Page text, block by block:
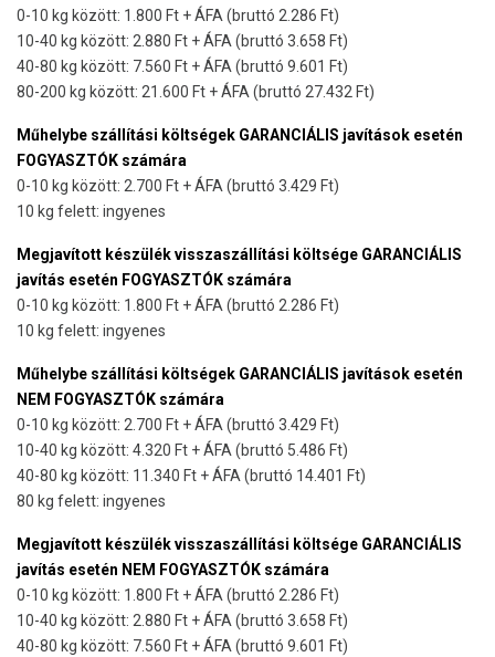
0-10 kg között: 1.800 Ft + ÁFA (bruttó 2.286 Ft)
10-40 kg között: 2.880 Ft + ÁFA (bruttó 3.658 Ft)
40-80 kg között: 7.560 Ft + ÁFA (bruttó 9.601 Ft)
80-200 kg között: 21.600 Ft + ÁFA (bruttó 27.432 Ft)
Műhelybe szállítási költségek GARANCIÁLIS javítások esetén
FOGYASZTÓK számára
0-10 kg között: 2.700 Ft + ÁFA (bruttó 3.429 Ft)
10 kg felett: ingyenes
Megjavított készülék visszaszállítási költsége GARANCIÁLIS
javítás esetén FOGYASZTÓK számára
0-10 kg között: 1.800 Ft + ÁFA (bruttó 2.286 Ft)
10 kg felett: ingyenes
Műhelybe szállítási költségek GARANCIÁLIS javítások esetén
NEM FOGYASZTÓK számára
0-10 kg között: 2.700 Ft + ÁFA (bruttó 3.429 Ft)
10-40 kg között: 4.320 Ft + ÁFA (bruttó 5.486 Ft)
40-80 kg között: 11.340 Ft + ÁFA (bruttó 14.401 Ft)
80 kg felett: ingyenes
Megjavított készülék visszaszállítási költsége GARANCIÁLIS
javítás esetén NEM FOGYASZTÓK számára
0-10 kg között: 1.800 Ft + ÁFA (bruttó 2.286 Ft)
10-40 kg között: 2.880 Ft + ÁFA (bruttó 3.658 Ft)
40-80 kg között: 7.560 Ft + ÁFA (bruttó 9.601 Ft)